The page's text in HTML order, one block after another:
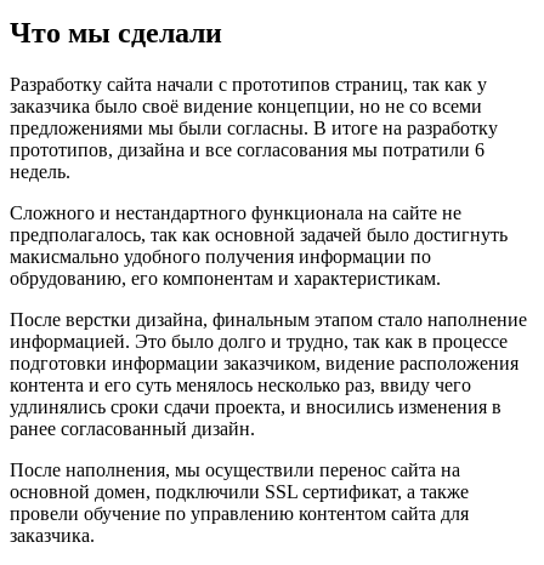
Что мы сделали
Разработку сайта начали с прототипов страниц, так как у
заказчика было своё видение концепции, но не со всеми
предложениями мы были согласны. В итоге на разработку
прототипов, дизайна и все согласования мы потратили 6
недель.
Сложного и нестандартного функционала на сайте не
предполагалось, так как основной задачей было достигнуть
макисмально удобного получения информации по
обрудованию, его компонентам и характеристикам.
После верстки дизайна, финальным этапом стало наполнение
информацией. Это было долго и трудно, так как в процессе
подготовки информации заказчиком, видение расположения
контента и его суть менялось несколько раз, ввиду чего
удлинялись сроки сдачи проекта, и вносились изменения в
ранее согласованный дизайн.
После наполнения, мы осуществили перенос сайта на
основной домен, подключили SSL сертификат, а также
провели обучение по управлению контентом сайта для
заказчика.